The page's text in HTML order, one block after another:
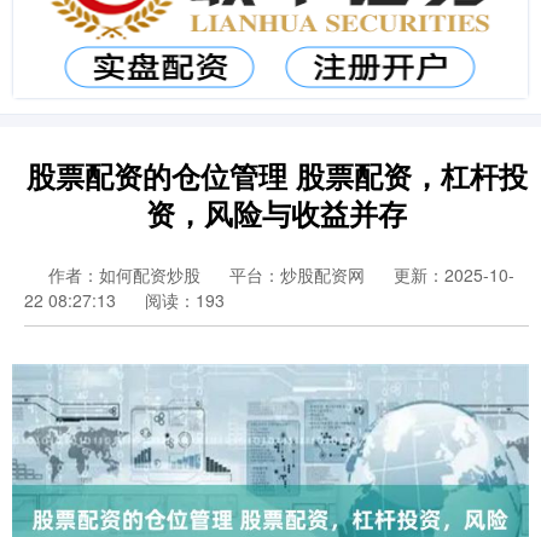
股票配资的仓位管理 股票配资，杠杆投
资，风险与收益并存
作者：如何配资炒股 平台：炒股配资网
更新：2025-10-
22 08:27:13
阅读：193